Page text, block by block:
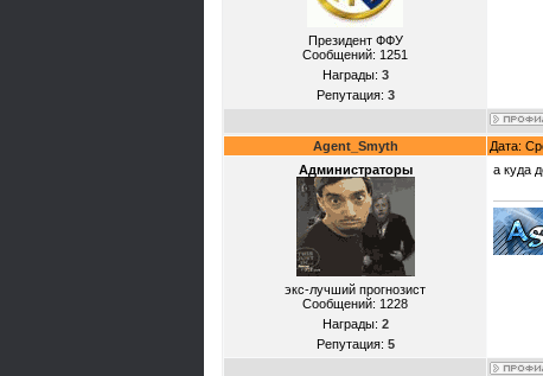
Президент ФФУ
Сообщений: 1251
Награды: 3
Репутация: 3
Agent_Smyth Дата:
Администраторы
экс-лучший прогнозист
Сообщений: 1228
Награды: 2
Репутация: 5
а куда